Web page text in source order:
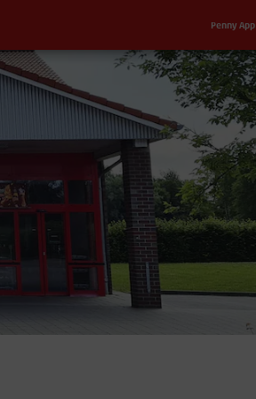
Sekundärnavigation
Penny App